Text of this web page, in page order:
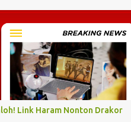
Link Haram Nonton Drakor